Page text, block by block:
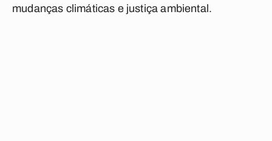
mudanças climáticas e justiça ambiental.